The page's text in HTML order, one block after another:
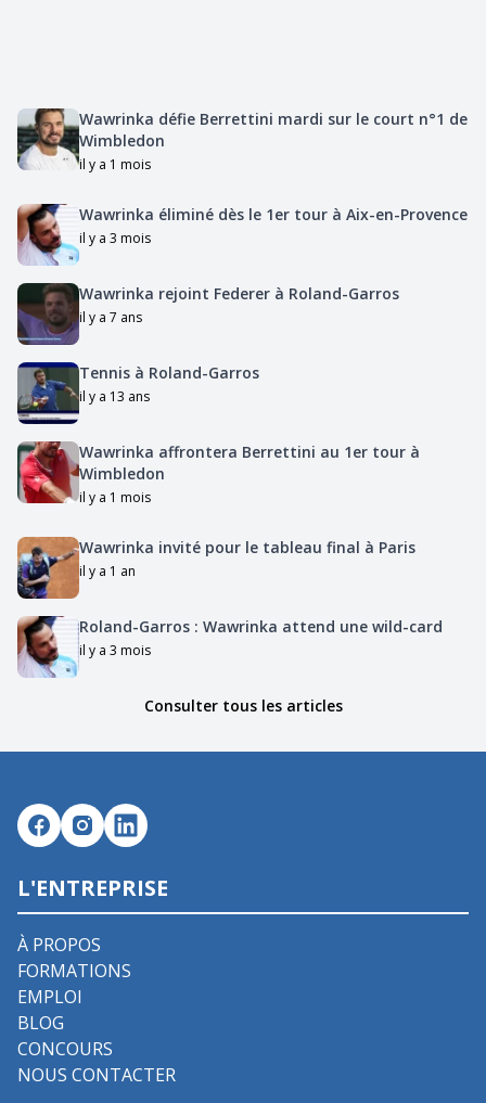
Wawrinka défie Berrettini mardi sur le court n°1 de
Wimbledon
il y a 1 mois
Wawrinka éliminé dès le 1er tour à Aix-en-Provence
il y a 3 mois
Wawrinka rejoint Federer à Roland-Garros
il y a 7 ans
Tennis à Roland-Garros
il y a 13 ans
Wawrinka affrontera Berrettini au 1er tour à
Wimbledon
il y a 1 mois
Wawrinka invité pour le tableau final à Paris
il y a 1 an
Roland-Garros : Wawrinka attend une wild-card
il y a 3 mois
Consulter tous les articles
L'ENTREPRISE
À PROPOS
FORMATIONS
EMPLOI
BLOG
CONCOURS
NOUS CONTACTER